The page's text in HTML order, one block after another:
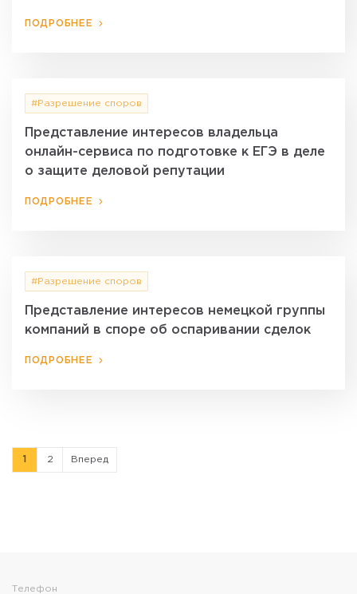
ПОДРОБНЕЕ
#Разрешение споров
Представление интересов владельца
онлайн-сервиса по подготовке к ЕГЭ в деле
о защите деловой репутации
ПОДРОБНЕЕ
#Разрешение споров
Представление интересов немецкой группы
компаний в споре об оспаривании сделок
ПОДРОБНЕЕ
1 2 Вперед
Телефон